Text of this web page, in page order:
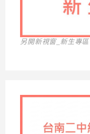
另開新視窗_新生專區